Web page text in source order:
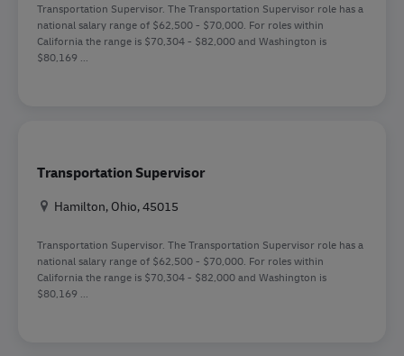
Transportation Supervisor. The Transportation Supervisor role has a
national salary range of $62,500 - $70,000. For roles within
California the range is $70,304 - $82,000 and Washington is
$80,169 ...
Transportation Supervisor
Location
Hamilton, Ohio, 45015
Transportation Supervisor. The Transportation Supervisor role has a
national salary range of $62,500 - $70,000. For roles within
California the range is $70,304 - $82,000 and Washington is
$80,169 ...